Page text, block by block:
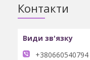
Контакти
+380660540794